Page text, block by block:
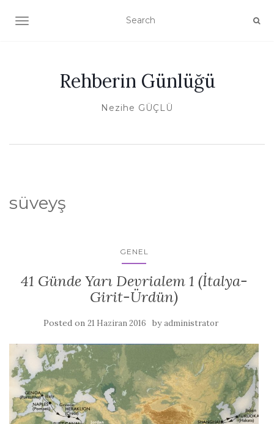
TOGGLE NAVIGATION
Rehberin Günlüğü
Nezihe GÜÇLÜ
süveyş
GENEL
41 Günde Yarı Devrialem 1 (İtalya-
Girit-Ürdün)
Posted on 21 Haziran 2016 byadministrator